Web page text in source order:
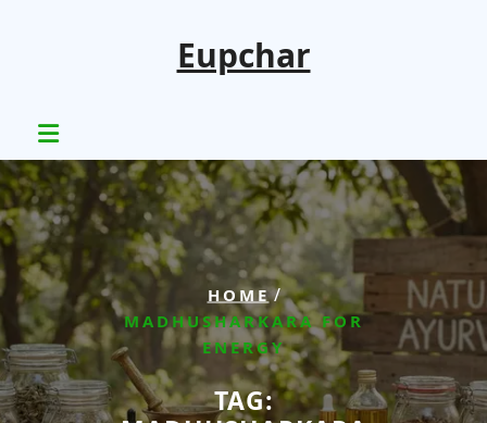
Eupchar
HOME/
MADHUSHARKARA FOR
ENERGY
TAG: